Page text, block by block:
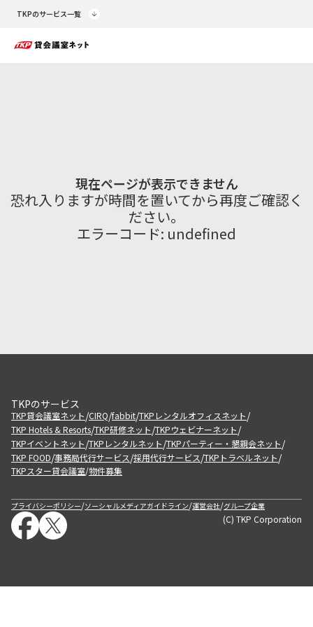
TKPのサービス一覧
現在ページが表示できません
恐れ入りますが時間を置いてから再度ご確認く
ださい。
エラーコード: undefined
TKPのサービス
TKP貸会議室ネット/CIRQ/fabbit/TKPレンタルオフィスネット/
TKP Hotels & Resorts/TKP研修ネット/TKPウェビナーネット/
TKPイベントネット/TKPレンタルネット/TKPパーティー・懇親会ネット/
TKP FOOD/事務局代行サービス/採用代行サービス/TKPトラベルネット/
TKPスター貸会議室/物件募集
プライバシーポリシー/ソーシャルメディアガイドライン/運営会社/グループ企業
(C) TKP Corporation